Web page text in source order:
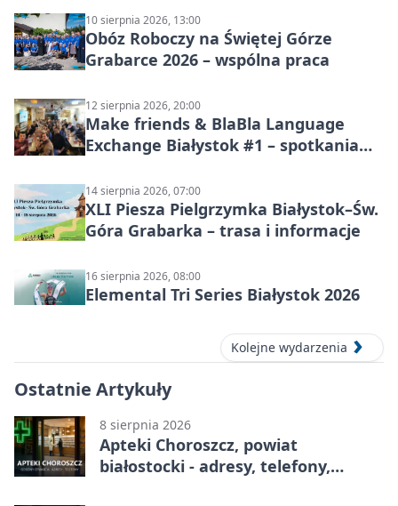
10 sierpnia 2026, 13:00
Obóz Roboczy na Świętej Górze
Grabarce 2026 – wspólna praca
12 sierpnia 2026, 20:00
Make friends & BlaBla Language
Exchange Białystok #1 – spotkania
14 sierpnia 2026, 07:00
XLI Piesza Pielgrzymka Białystok–Św.
Góra Grabarka – trasa i informacje
16 sierpnia 2026, 08:00
Elemental Tri Series Białystok 2026
Kolejne wydarzenia
Ostatnie Artykuły
8 sierpnia 2026
Apteki Choroszcz, powiat
białostocki - adresy, telefony,